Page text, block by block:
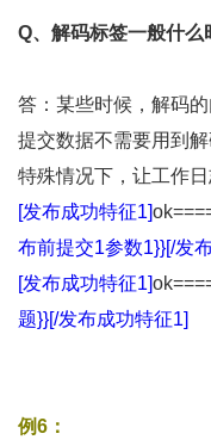
Q、解码标签一般什么
答：某些时候，解码
提交数据不需要用到
特殊情况下，让工作
[发布成功特征1]
布前提交1参数1}}[/发
[发布成功特征1]
题}}[/发布成功特征1]
例6：